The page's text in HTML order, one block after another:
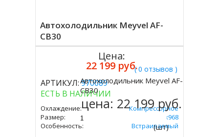
Автохолодильник Meyvel AF-
CB30
( 0 отзывов )
АРТИКУЛ:970089
ЕСТЬ В НАЛИЧИИ
Охлаждение:
Компрессорное
Размер:
250х440х968
Особенность:
Встраиваемый
Цена:
22 199 руб.
Купить
Автохолодильник Meyvel AF-
CB30
цена: 22 199 руб.
(шт)